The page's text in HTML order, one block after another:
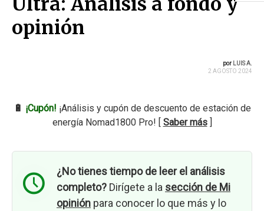
opinión
por LUIS A.
2 AGOSTO 2024
🔋 ¡Cupón! ¡Análisis y cupón de descuento de estación de
energía Nomad1800 Pro! [ Saber más]
¿No tienes tiempo de leer el análisis
completo? Dirígete a la sección de Mi
opinión para conocer lo que más y lo